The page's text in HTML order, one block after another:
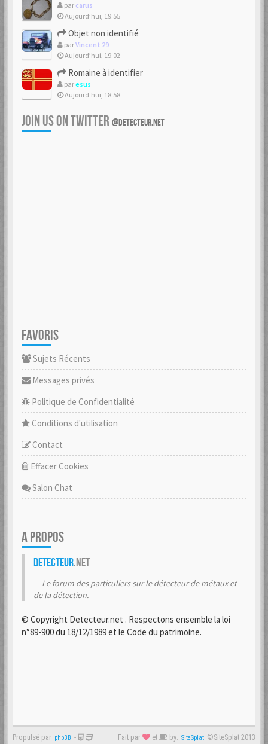
par carus
Aujourd’hui, 19:55
Objet non identifié
parVincent 29
Aujourd’hui, 19:02
Romaine à identifier
paresus
Aujourd’hui, 18:58
JOIN US ON TWITTER @DETECTEUR.NET
FAVORIS
Sujets Récents
Messages privés
Politique de Confidentialité
Conditions d'utilisation
Contact
Effacer Cookies
Salon Chat
A PROPOS
Detecteur.net
Le forum des particuliers sur le détecteur de métaux et
de la détection.
© Copyright Detecteur.net . Respectons ensemble la loi
n°89-900 du 18/12/1989 et le Code du patrimoine.
Propulsé par phpBB - Fait par et by: SiteSplat ©SiteSplat 2013